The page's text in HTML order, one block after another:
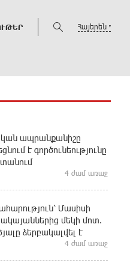
Հայերեն
ապրանքանիշը
է գործունեությունը
4 ժամ առաջ
Մասիսի
մեկի մոտ.
ձերբակալվել է
4 ժամ առաջ